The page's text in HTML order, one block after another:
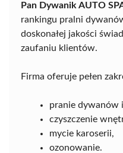
Pan Dywanik AUTO
rankingu pralni
doskonałej jakości
zaufaniu klientów.
Firma oferuje pełen
pranie dywanów
czyszczenie
mycie karoserii,
ozonowanie.